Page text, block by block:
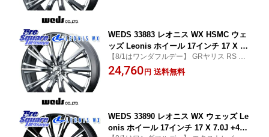
80系
WEDS 33883 レオニス WX HSMC ウェ
ッズ Leonis ホイール 17インチ 17 X 7.
0J +42 5穴 114.3 ホイールのみ 1本価格
GRヤリスRSノーマルキャリパー 50系R
80系
【8/1はワンダフルデー】 GRヤリス RS ノ
ーマルキャリパー RAV4 60系 50系 カムリ
クラウン 220・H20系
24,760円 送料無料
WEDS 33890 レオニス WX ウェッズ Le
onis ホイール 17インチ 17 X 7.0J +47